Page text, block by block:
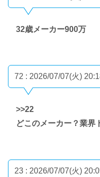
32歳メーカー900万
72 : 2026/07/07(火)
>>22
どこのメーカー？業界
23 : 2026/07/07(火)